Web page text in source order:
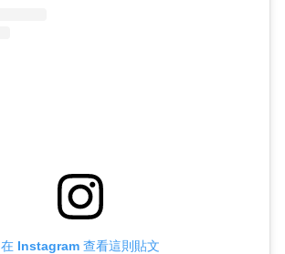
在 Instagram 查看這則貼文